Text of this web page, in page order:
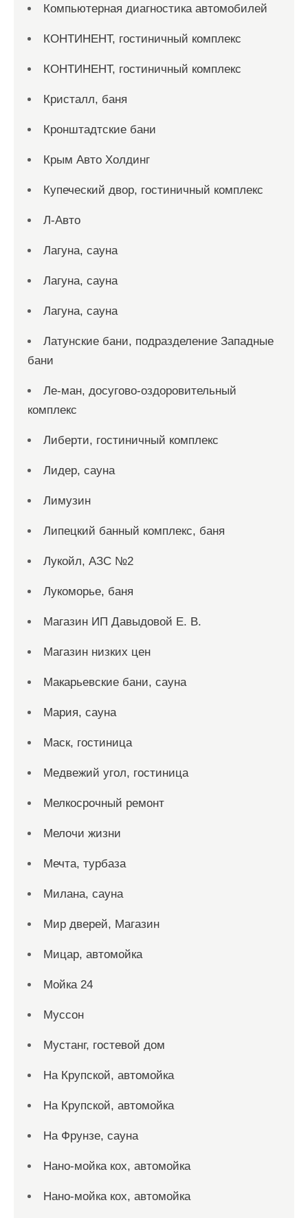
Компьютерная диагностика автомобилей
КОНТИНЕНТ, гостиничный комплекс
КОНТИНЕНТ, гостиничный комплекс
Кристалл, баня
Кронштадтские бани
Крым Авто Холдинг
Купеческий двор, гостиничный комплекс
Л-Авто
Лагуна, сауна
Лагуна, сауна
Лагуна, сауна
Латунские бани, подразделение Западные
бани
Ле-ман, досугово-оздоровительный
комплекс
Либерти, гостиничный комплекс
Лидер, сауна
Лимузин
Липецкий банный комплекс, баня
Лукойл, АЗС №2
Лукоморье, баня
Магазин ИП Давыдовой Е. В.
Магазин низких цен
Макарьевские бани, сауна
Мария, сауна
Маск, гостиница
Медвежий угол, гостиница
Мелкосрочный ремонт
Мелочи жизни
Мечта, турбаза
Милана, сауна
Мир дверей, Магазин
Мицар, автомойка
Мойка 24
Муссон
Мустанг, гостевой дом
На Крупской, автомойка
На Крупской, автомойка
На Фрунзе, сауна
Нано-мойка кох, автомойка
Нано-мойка кох, автомойка